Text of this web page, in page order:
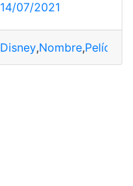
Noticias ,Princesas
14/07/2021
Disney,Nombre,Películas